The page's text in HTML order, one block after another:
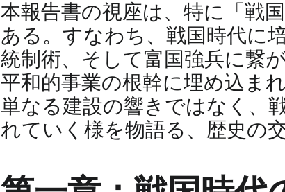
本報告書の視座は、特に「戦
ある。すなわち、戦国時代に
統制術、そして富国強兵に繋
平和的事業の根幹に埋め込ま
単なる建設の響きではなく、
れていく様を物語る、歴史の